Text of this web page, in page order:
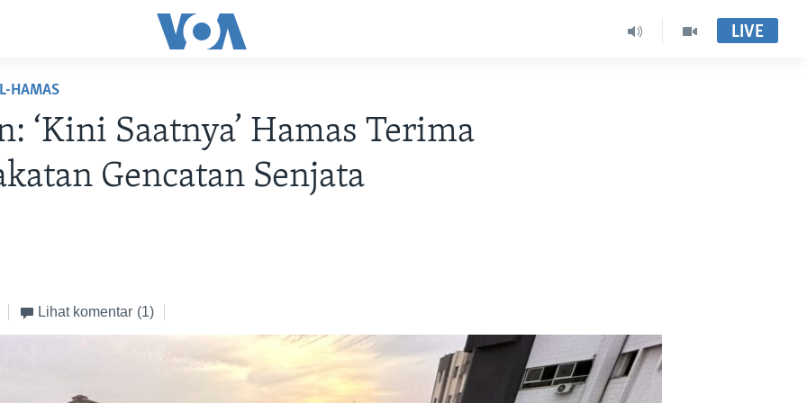
LIVE
HAMAS
‘Kini Saatnya’ Hamas Terima
Gencatan Senjata
Lihat komentar (1)